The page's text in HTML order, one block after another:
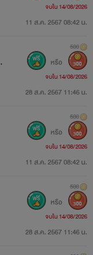
11 ส.ค. 2567 08:42 น.
จบใน 14/08/2026
28 ส.ค. 2567 11:46 น.
500
หรือ 300
จบใน 14/08/2026
11 ส.ค. 2567 08:42 น.
500
หรือ 300
จบใน 14/08/2026
28 ส.ค. 2567 11:46 น.
500
หรือ 300
จบใน 14/08/2026